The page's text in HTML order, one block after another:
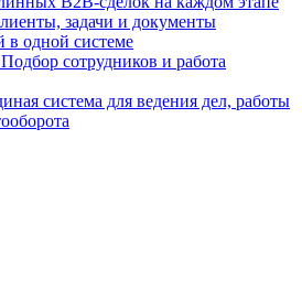
задачи и документы
в одной системе
Подбор сотрудников и работа
система для ведения дел, работы